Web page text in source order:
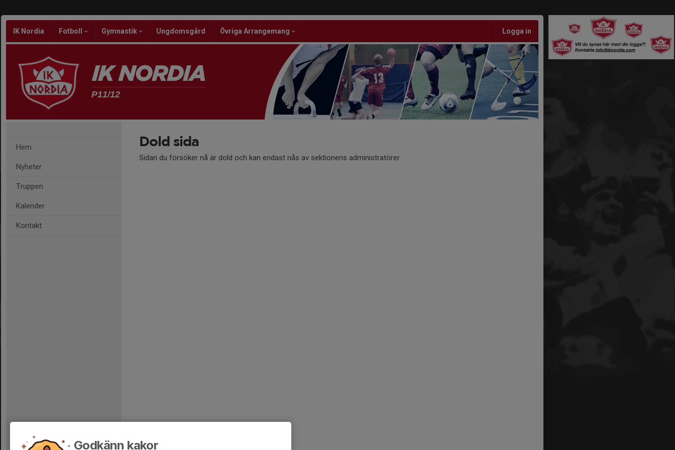
IK Nordia Fotboll Gymnastik Ungdomsgård Övriga Arrangemang Logga in
P11/12
Hem
Nyheter
Truppen
Kalender
Kontakt
Dold sida
Sidan du försöker nå är dold och kan endast nås av sektionens administratörer.
Godkänn kakor